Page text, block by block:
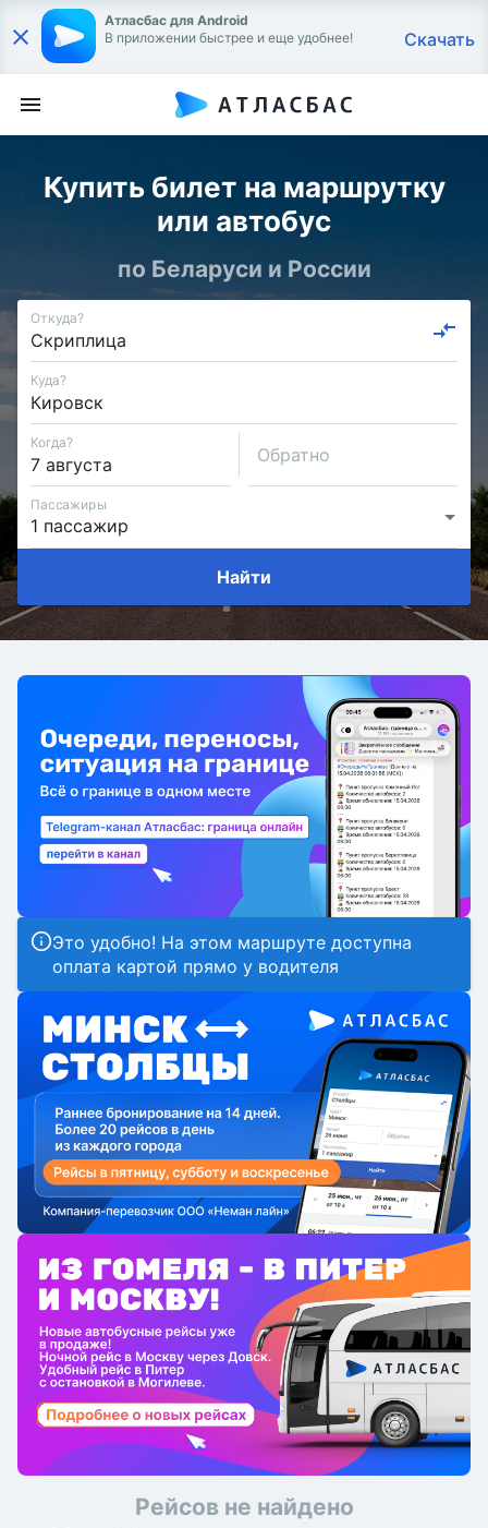
Атласбас для Android
В приложении быстрее и еще удобнее!
Скачать
Купить билет на маршрутку
или автобус
по Беларуси и России
Откуда?
Куда?
Когда?
Обратно
Пассажиры
Найти
Это удобно! На этом маршруте доступна
оплата картой прямо у водителя
Рейсов не найдено